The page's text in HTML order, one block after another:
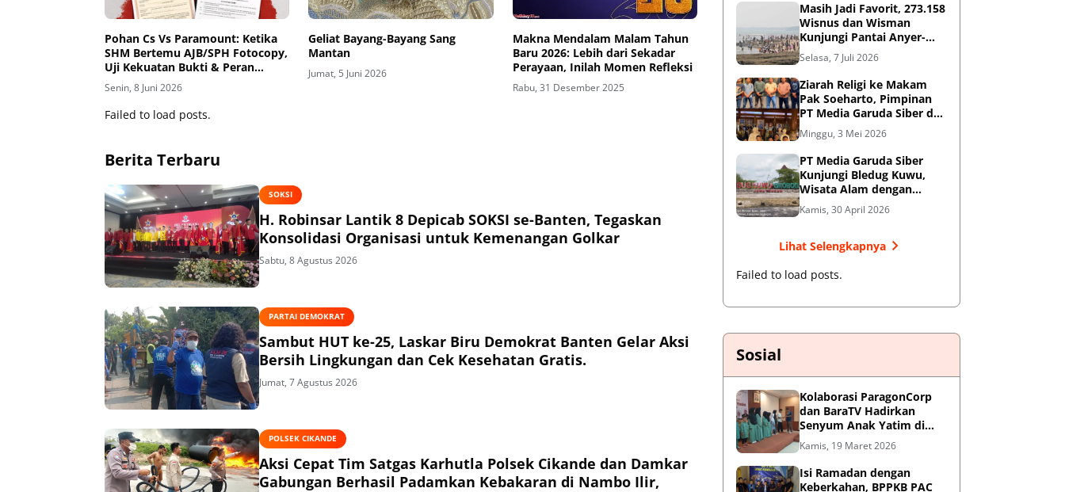
Pohan Cs Vs Paramount: Ketika
SHM Bertemu AJB/SPH Fotocopy,
Uji Kekuatan Bukti & Peran
Badan Pertanahan Dalam
Sengketa Tanah
Senin, 8 Juni 2026
Geliat Bayang-Bayang Sang
Mantan
Jumat, 5 Juni 2026
Makna Mendalam Malam Tahun
Baru 2026: Lebih dari Sekadar
Perayaan, Inilah Momen Refleksi
Rabu, 31 Desember 2025
Failed to load posts.
Berita Terbaru
SOKSI
H. Robinsar Lantik 8 Depicab SOKSI se-Banten, Tegaskan
Konsolidasi Organisasi untuk Kemenangan Golkar
Sabtu, 8 Agustus 2026
PARTAI DEMOKRAT
Sambut HUT ke-25, Laskar Biru Demokrat Banten Gelar Aksi
Bersih Lingkungan dan Cek Kesehatan Gratis.
Jumat, 7 Agustus 2026
POLSEK CIKANDE
Aksi Cepat Tim Satgas Karhutla Polsek Cikande dan Damkar
Gabungan Berhasil Padamkan Kebakaran di Nambo Ilir,
Masih Jadi Favorit, 273.158
Wisnus dan Wisman
Kunjungi Pantai Anyer-
Cinangka Selama Libur
Sekolah
Selasa, 7 Juli 2026
Ziarah Religi ke Makam
Pak Soeharto, Pimpinan
PT Media Garuda Siber dan
Redaksi Hormati Jasa Sang
Jendral Besar
Minggu, 3 Mei 2026
PT Media Garuda Siber
Kunjungi Bledug Kuwu,
Wisata Alam dengan
Segudang Keunikan dan
Potensi UMKM
Kamis, 30 April 2026
Lihat Selengkapnya
Failed to load posts.
Sosial
Kolaborasi ParagonCorp
dan BaraTV Hadirkan
Senyum Anak Yatim di
Hotel Le Semar Tangerang
Kamis, 19 Maret 2026
Isi Ramadan dengan
Keberkahan, BPPKB PAC